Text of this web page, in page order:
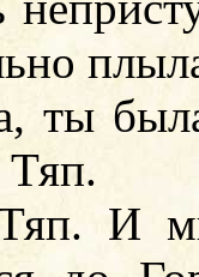
была
Тяп.
И